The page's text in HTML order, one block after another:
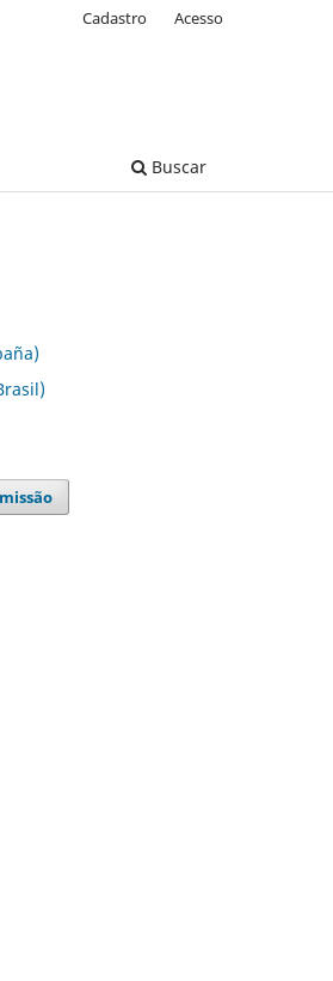
Buscar
Cadastro Acesso